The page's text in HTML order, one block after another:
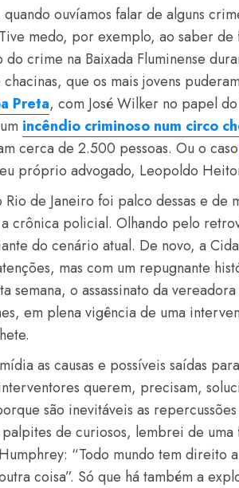
ouvíamos falar de alguns
medo, por exemplo, ao saber de
do crime na Baixada Fluminense
que os mais jovens
Preta, com José Wilker no papel do
incêndio criminoso num circo
cerca de 2.500 pessoas. Ou o caso
próprio advogado, Leopoldo
de Janeiro foi palco dessas e de
crônica policial. Olhando pelo
do cenário atual. De novo, a
mas com um repugnante
semana, o assassinato da
em plena vigência de uma
as causas e possíveis saídas
querem, precisam,
são inevitáveis as
de curiosos, lembrei de
“Todo mundo tem direito
coisa”. Só que há também a